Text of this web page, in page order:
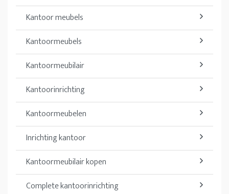
Kantoor meubels
Kantoormeubels
Kantoormeubilair
Kantoorinrichting
Kantoormeubelen
Inrichting kantoor
Kantoormeubilair kopen
Complete kantoorinrichting